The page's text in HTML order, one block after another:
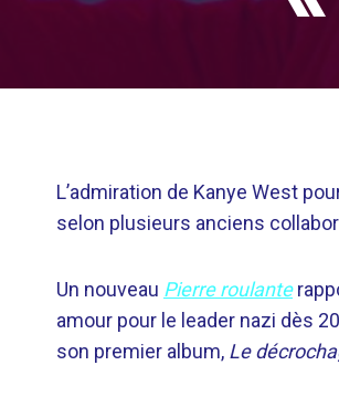
L’admiration de Kanye West
selon plusieurs anciens
Un nouveau Pierre roulante
amour pour le leader nazi dès
son premier album, Le